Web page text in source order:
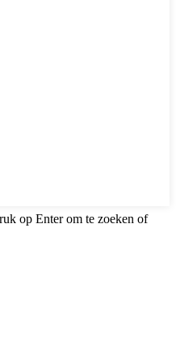
op Enter om te zoeken of